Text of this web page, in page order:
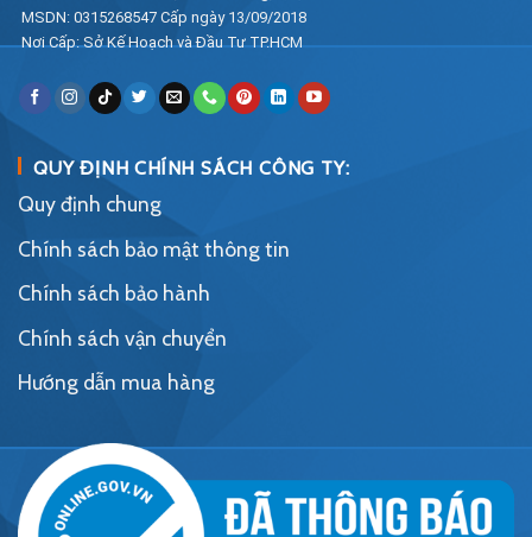
MSDN: 0315268547 Cấp ngày 13/09/2018
Nơi Cấp: Sở Kế Hoạch và Đầu Tư TP.HCM
QUY ĐỊNH CHÍNH SÁCH CÔNG TY:
Quy định chung
Chính sách bảo mật thông tin
Chính sách bảo hành
Chính sách vận chuyển
Hướng dẫn mua hàng